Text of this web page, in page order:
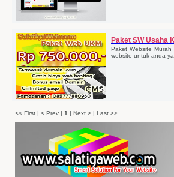
Paket SW Usaha
Paket Website
website untuk anda
<< First | < Prev | 1 | Next > | Last >>